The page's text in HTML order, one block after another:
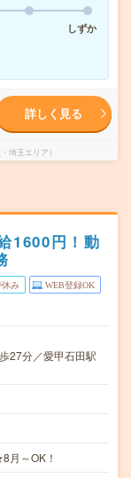
しずか
詳しく見る
埼玉エリア）
1600円！動
休み WEB登録OK
27分／愛甲石田駅
～OK！